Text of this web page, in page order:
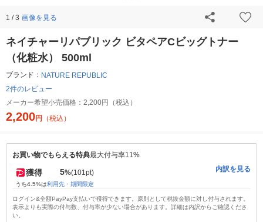
1 / 3 画像を見る
ネイチャーリパブリック ビタペアCビッグトナー
（化粧水） 500ml
ブランド： NATURE REPUBLIC
2件のレビュー
メーカー希望小売価格： 2,200円（税込）
2,200円 （税込）
お買い物でもらえる特典最大付与率11%
獲得 5%(101pt)
うち4.5%は利用先・期間限定
内訳を見る
ログイン&全額PayPay支払いで獲得できます。原則として税抜金額に対し付与されます。
表示よりも実際の付与数、付与率が少ない場合があります。詳細は内訳からご確認くださ
い。